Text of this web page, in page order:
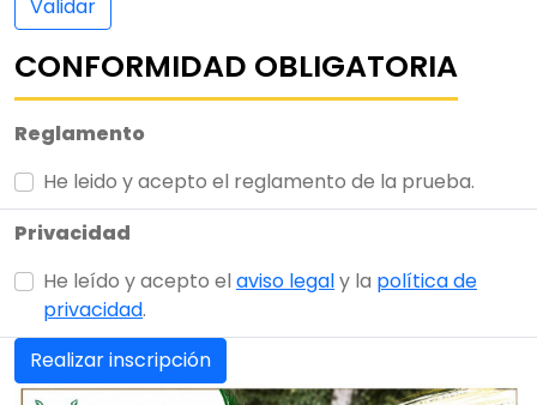
Validar
CONFORMIDAD OBLIGATORIA
Reglamento
He leido y acepto el reglamento de la prueba.
Privacidad
He leído y acepto el aviso legaly la política de
privacidad.
Realizar inscripción